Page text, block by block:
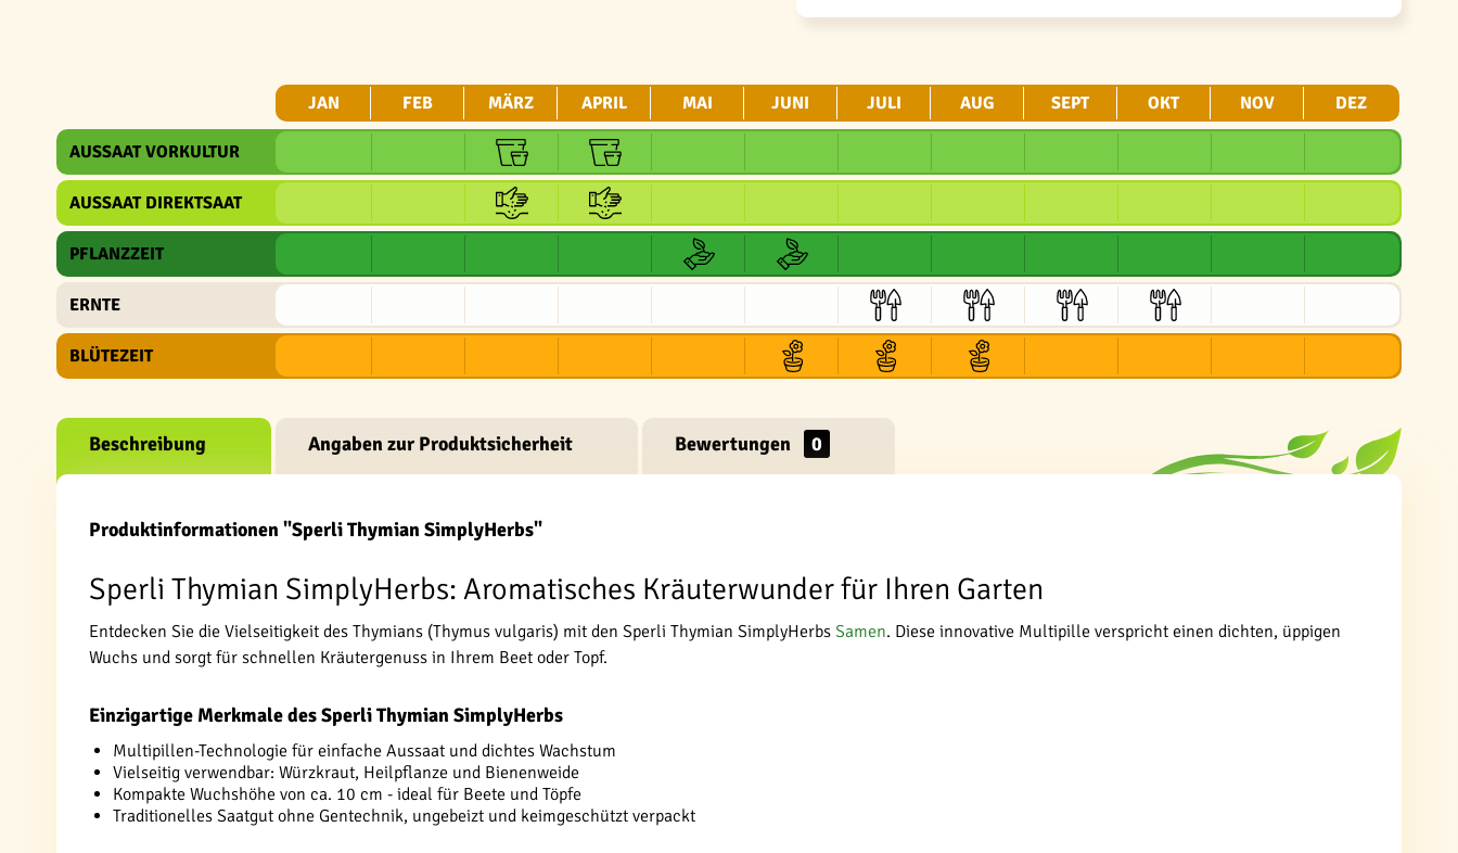
JAN FEB MÄRZ APRIL MAI JUNI JULI AUG SEPT OKT NOV DEZ
AUSSAAT VORKULTUR
AUSSAAT DIREKTSAAT
PFLANZZEIT
ERNTE
BLÜTEZEIT
Beschreibung Angaben zur Produktsicherheit Bewertungen 0
Produktinformationen "Sperli Thymian SimplyHerbs"
Sperli Thymian SimplyHerbs: Aromatisches Kräuterwunder für Ihren Garten
Entdecken Sie die Vielseitigkeit des Thymians (Thymus vulgaris) mit den Sperli Thymian SimplyHerbs Samen. Diese innovative Multipille verspricht einen dichten, üppigen
Wuchs und sorgt für schnellen Kräutergenuss in Ihrem Beet oder Topf.
Einzigartige Merkmale des Sperli Thymian SimplyHerbs
Multipillen-Technologie für einfache Aussaat und dichtes Wachstum
Vielseitig verwendbar: Würzkraut, Heilpflanze und Bienenweide
Kompakte Wuchshöhe von ca. 10 cm - ideal für Beete und Töpfe
Traditionelles Saatgut ohne Gentechnik, ungebeizt und keimgeschützt verpackt